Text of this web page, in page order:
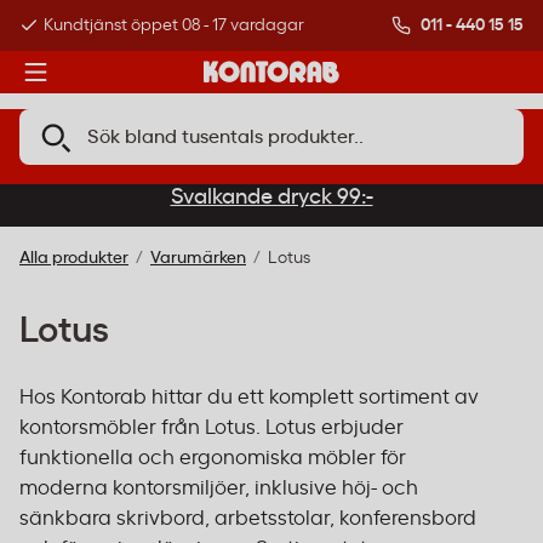
Kundtjänst öppet 08 - 17 vardagar Över 500 000
011 - 440 15 15
Svalkande dryck 99:-
Alla produkter Varumärken Lotus
Lotus
Hos Kontorab hittar du ett komplett sortiment av
kontorsmöbler från Lotus. Lotus erbjuder
funktionella och ergonomiska möbler för
moderna kontorsmiljöer, inklusive höj- och
sänkbara skrivbord, arbetsstolar, konferensbord